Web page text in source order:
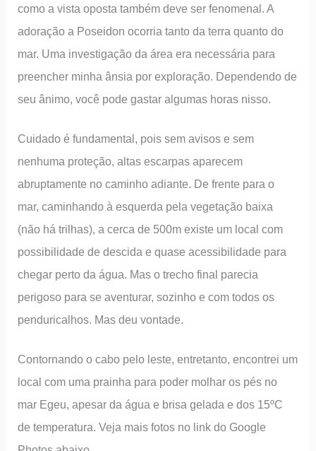
como a vista oposta também deve ser fenomenal. A
adoração a Poseidon ocorria tanto da terra quanto do
mar. Uma investigação da área era necessária para
preencher minha ânsia por exploração. Dependendo de
seu ânimo, você pode gastar algumas horas nisso.
Cuidado é fundamental, pois sem avisos e sem
nenhuma proteção, altas escarpas aparecem
abruptamente no caminho adiante. De frente para o
mar, caminhando à esquerda pela vegetação baixa
(não há trilhas), a cerca de 500m existe um local com
possibilidade de descida e quase acessibilidade para
chegar perto da água. Mas o trecho final parecia
perigoso para se aventurar, sozinho e com todos os
penduricalhos. Mas deu vontade.
Contornando o cabo pelo leste, entretanto, encontrei um
local com uma prainha para poder molhar os pés no
mar Egeu, apesar da água e brisa gelada e dos 15ºC
de temperatura. Veja mais fotos no link do Google